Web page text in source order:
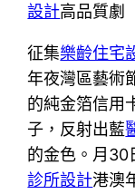
設計高品質劇
征集樂齡住宅
年夜灣區藝術
的純金箔信用
子，反射出藍
的金色。月30
診所設計港澳